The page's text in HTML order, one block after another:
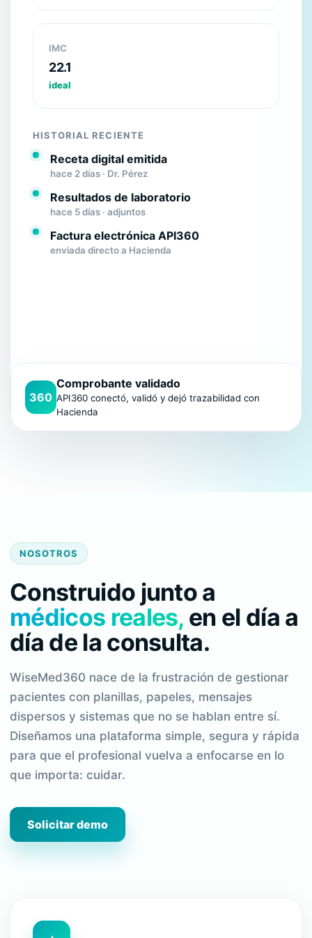
IMC
22.1
ideal
HISTORIAL RECIENTE
Receta digital emitida
hace 2 días · Dr. Pérez
Resultados de laboratorio
hace 5 días · adjuntos
Factura electrónica API360
enviada directo a Hacienda
360
Comprobante validado
API360 conectó, validó y dejó trazabilidad con
Hacienda
NOSOTROS
Construido junto a
médicos reales, en el día a
día de la consulta.
WiseMed360 nace de la frustración de gestionar
pacientes con planillas, papeles, mensajes
dispersos y sistemas que no se hablan entre sí.
Diseñamos una plataforma simple, segura y rápida
para que el profesional vuelva a enfocarse en lo
que importa: cuidar.
Solicitar demo